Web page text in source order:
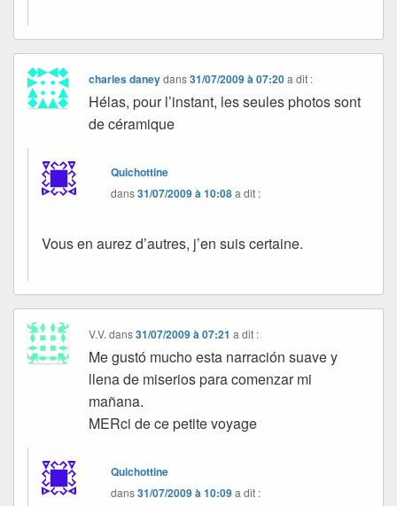
charles daneydans31/07/2009 à 07:20 a dit :
Hélas, pour l’instant, les seules photos sont
de céramique
Quichottine
dans31/07/2009 à 10:08a dit :
Vous en aurez d’autres, j’en suis certaine.
V.V. dans31/07/2009 à 07:21 a dit :
Me gustó mucho esta narración suave y
llena de miserios para comenzar mi
mañana.
MERci de ce petite voyage
Quichottine
dans31/07/2009 à 10:09a dit :